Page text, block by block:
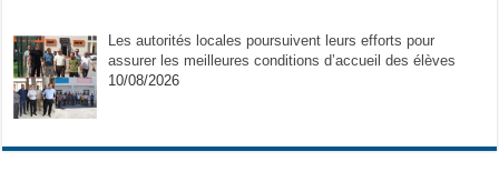
Les autorités locales poursuivent leurs efforts pour
assurer les meilleures conditions d’accueil des élèves
10/08/2026